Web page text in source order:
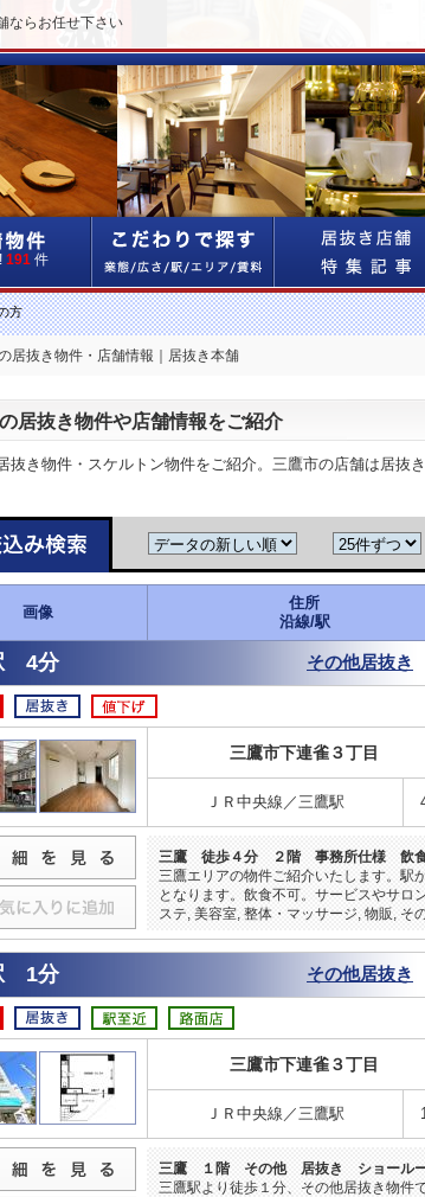
ならお任せ下さい
191 件
方
居抜き物件・店舗情報｜居抜き本舗
居抜き物件や店舗情報をご紹介
抜き物件・スケルトン物件をご紹介。三鷹市の店舗は居抜
画像
住所
沿線/駅
4分 その他居抜き
三鷹市下連雀３丁目
ＪＲ中央線／三鷹駅
三鷹 徒歩４分 ２階 事務所仕様 飲
三鷹エリアの物件ご紹介いたします。駅
となります。飲食不可。サービスやサロ
ステ, 美容室, 整体・マッサージ, 物販, そ
1分 その他居抜き
三鷹市下連雀３丁目
ＪＲ中央線／三鷹駅
三鷹 １階 その他 居抜き ショール
三鷹駅より徒歩１分、その他居抜き物件